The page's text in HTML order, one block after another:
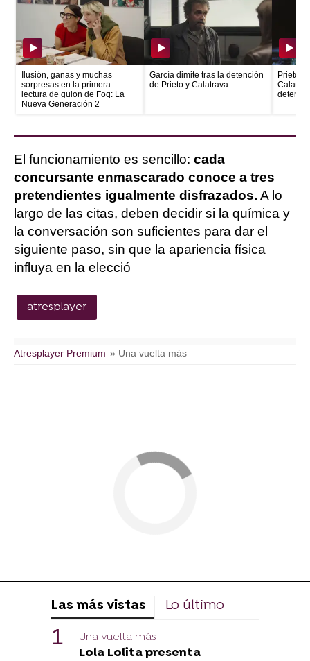
Ilusión, ganas y muchas
sorpresas en la primera
lectura de guion de Foq: La
Nueva Generación 2
García dimite tras la detención
de Prieto y Calatrava
Prieto
El funcionamiento es sencillo: cada
concursante enmascarado conoce a tres
pretendientes igualmente disfrazados. A lo
largo de las citas, deben decidir si la química y
la conversación son suficientes para dar el
siguiente paso, sin que la apariencia física
influya en la elecció
atresplayer
Atresplayer Premium » Una vuelta más
Las más vistas Lo último
Una vuelta más
Lola Lolita presenta